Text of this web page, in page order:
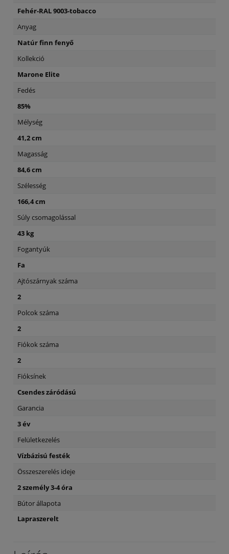
Fehér-RAL 9003-tobacco
Anyag
Natúr finn fenyő
Kollekció
Marone Elite
Fedés
85%
Mélység
41,2 cm
Magasság
84,6 cm
Szélesség
166,4 cm
Súly csomagolással
43 kg
Fogantyúk
Fa
Ajtószárnyak száma
2
Polcok száma
2
Fiókok száma
2
Fióksínek
Csendes záródású
Garancia
3 év
Felületkezelés
Vízbázisú festék
Összeszerelés ideje
2 személy 3-4 óra
Bútor állapota
Lapraszerelt